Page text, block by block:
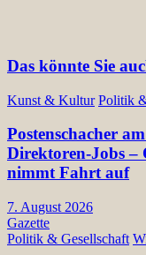
Das könnte Sie
Kunst & Kultur Politik
Postenschacher
Direktoren-Jobs –
nimmt Fahrt auf
7. August 2026
Gazette
Politik & Gesellschaft